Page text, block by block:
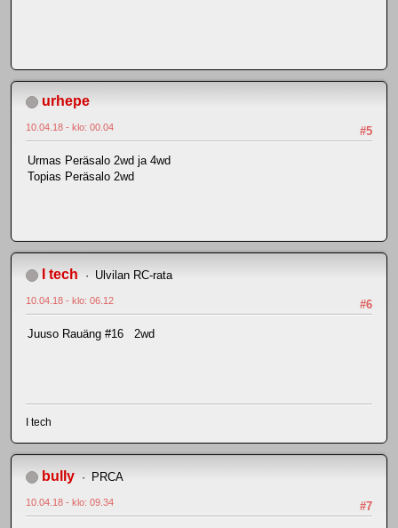
urhepe
#5
10.04.18 - klo: 00.04
Urmas Peräsalo 2wd ja 4wd
Topias Peräsalo 2wd
I tech Ulvilan RC-rata
#6
10.04.18 - klo: 06.12
Juuso Rauäng #16 2wd
I tech
bully PRCA
#7
10.04.18 - klo: 09.34